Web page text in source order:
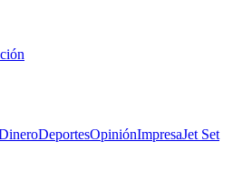
DeportesOpiniónImpresaJet Set